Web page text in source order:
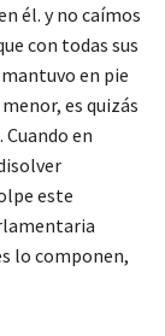
él. y no caímos
con todas sus
en pie
es quizás
en
este
lo componen,